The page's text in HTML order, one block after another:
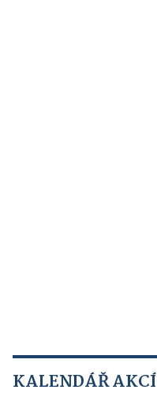
KALENDÁŘ AKCÍ